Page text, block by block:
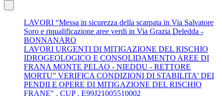
LAVORI “Messa in sicurezza della scarpata in Via Salvatore
Soro e riqualificazione aree verdi in Via Grazia Deledda -
BONNANARO
LAVORI URGENTI DI MITIGAZIONE DEL RISCHIO
IDROGEOLOGICO E CONSOLIDAMENTO AREE DI
FRANA MONTE PELAO - NIEDDU - RETTORE
MORTU” VERIFICA CONDIZIONI DI STABILITA' DEI
PENDII E OPERE DI MITIGAZIONE DEL RISCHIO
FRANE" . CUP . E99J21005510002